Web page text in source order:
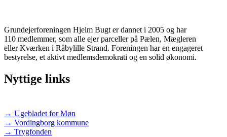
Grundejerforeningen Hjelm Bugt er dannet i 2005 og har
110 medlemmer, som alle ejer parceller på Pælen, Mægleren
eller Kværken i Råbylille Strand. Foreningen har en engageret
bestyrelse, et aktivt medlemsdemokrati og en solid økonomi.
Nyttige links
→ Ugebladet for Møn
→ Vordingborg kommune
→ Trygfonden